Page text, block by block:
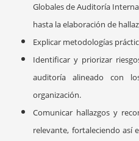
Globales de Auditoría
hasta la elaboración de
Explicar metodologías
Identificar y priorizar
auditoría alineado con
organización.
Comunicar hallazgos y
relevante, fortaleciendo así